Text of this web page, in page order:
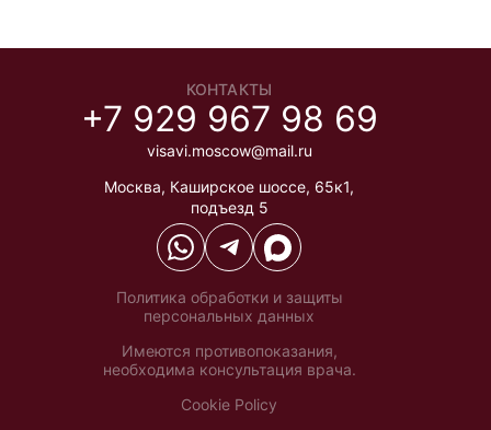
КОНТАКТЫ
+7 929 967 98 69
visavi.moscow@mail.ru
Москва, Каширское шоссе, 65к1,
подъезд 5
Политика обработки и защиты
персональных данных
Имеются противопоказания,
необходима консультация врача.
Cookie Policy